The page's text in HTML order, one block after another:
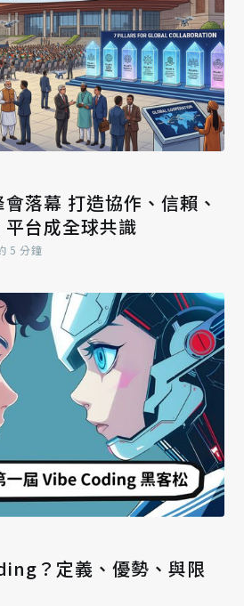
落幕 打造協作、信賴、
台成全球共識
5 分鐘
？定義、優勢、與限